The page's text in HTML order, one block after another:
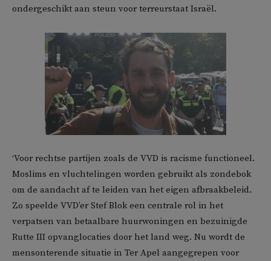
ondergeschikt aan steun voor terreurstaat Israël.
‘Voor rechtse partijen zoals de VVD is racisme functioneel.
Moslims en vluchtelingen worden gebruikt als zondebok
om de aandacht af te leiden van het eigen afbraakbeleid.
Zo speelde VVD’er Stef Blok een centrale rol in het
verpatsen van betaalbare huurwoningen en bezuinigde
Rutte III opvanglocaties door het land weg. Nu wordt de
mensonterende situatie in Ter Apel aangegrepen voor